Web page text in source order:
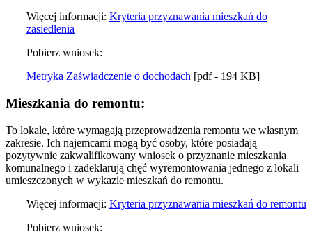
Więcej informacji: Kryteria przyznawania mieszkań do
zasiedlenia
Pobierz wniosek:
Metryka Zaświadczenie o dochodach [pdf - 194 KB]
Mieszkania do remontu:
To lokale, które wymagają przeprowadzenia remontu we własnym
zakresie. Ich najemcami mogą być osoby, które posiadają
pozytywnie zakwalifikowany wniosek o przyznanie mieszkania
komunalnego i zadeklarują chęć wyremontowania jednego z lokali
umieszczonych w wykazie mieszkań do remontu.
Więcej informacji: Kryteria przyznawania mieszkań do remontu
Pobierz wniosek: